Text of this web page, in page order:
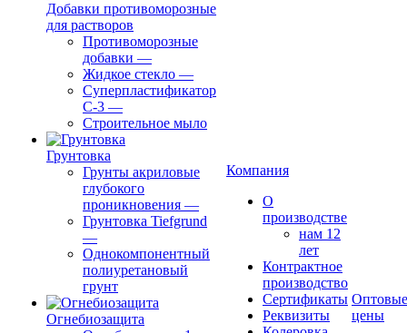
Добавки противоморозные
для растворов
Противоморозные
добавки —
Жидкое стекло —
Суперпластификатор
С-3 —
Строительное мыло
Грунтовка
Грунты акриловые
глубокого
проникновения —
Грунтовка Tiefgrund
—
Однокомпонентный
полиуретановый
грунт
Огнебиозащита
Компания
О
производстве
нам 12
лет
Контрактное
производство
Сертификаты
Реквизиты
Оптовые
цены